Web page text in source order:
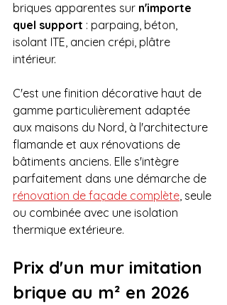
briques apparentes sur n'importe
quel support : parpaing, béton,
isolant ITE, ancien crépi, plâtre
intérieur.
C'est une finition décorative haut de
gamme particulièrement adaptée
aux maisons du Nord, à l'architecture
flamande et aux rénovations de
bâtiments anciens. Elle s'intègre
parfaitement dans une démarche de
rénovation de façade complète, seule
ou combinée avec une isolation
thermique extérieure.
Prix d'un mur imitation
brique au m² en 2026